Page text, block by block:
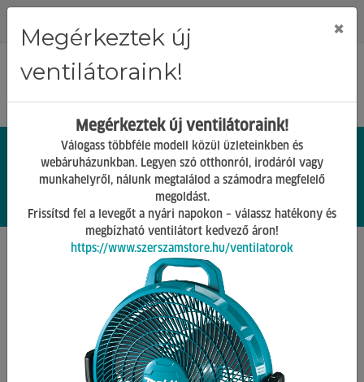
0 0.
Pneumatika, Hidraulika
Vissza
Megérkeztek új
ventilátoraink!
×
Megérkeztek új ventilátoraink!
Válogass többféle modell közül üzleteinkben és
webáruházunkban. Legyen szó otthonról, irodáról vagy
munkahelyről, nálunk megtalálod a számodra megfelelő
megoldást.
Frissítsd fel a levegőt a nyári napokon – válassz hatékony és
megbízható ventilátort kedvező áron!
https://www.szerszamstore.hu/ventilatorok